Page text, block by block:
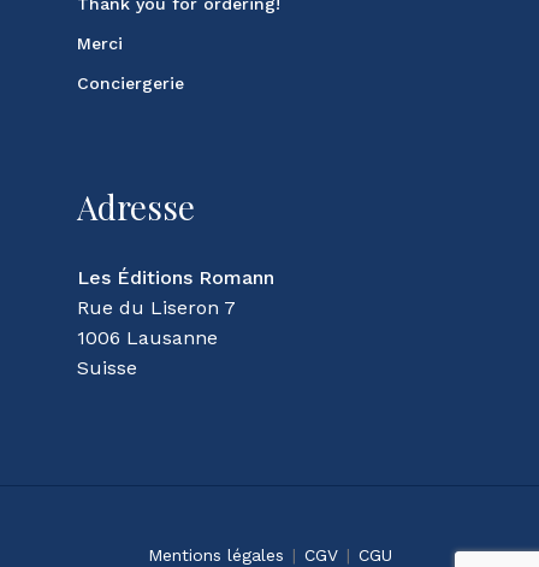
Merci
Conciergerie
Adresse
Les Éditions Romann
Rue du Liseron 7
1006 Lausanne
Suisse
Mentions légales | CGV| CGU